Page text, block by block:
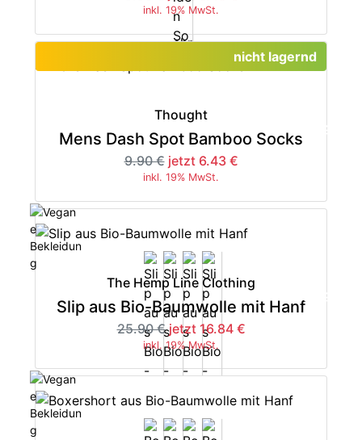
inkl. 19% MwSt.
Thought
Mens Dash Spot Bamboo Socks
9.90 € jetzt 6.43 €
inkl. 19% MwSt.
nicht lagernd
-35%
The Hemp Line Clothing
Slip aus Bio-Baumwolle mit Hanf
25.90 € jetzt 16.84 €
inkl. 19% MwSt.
-35%